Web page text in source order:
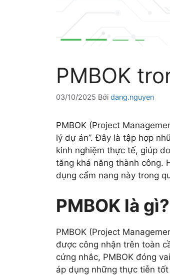
PMBOK
03/10/2025 Bởi dang.nguyen
PMBOK (Project
lý dự án”. Đây là tập hợp
kinh nghiệm thực tế, giúp
tăng khả năng thành công.
dụng cẩm nang này trong
PMBOK là gì?
PMBOK (Project
được công nhận trên toàn
cứng nhắc, PMBOK đóng
áp dụng những thực tiễn